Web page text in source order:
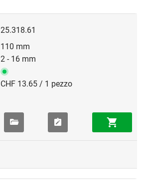
25.318.61
110 mm
2 - 16 mm
CHF 13.65 / 1 pezzo